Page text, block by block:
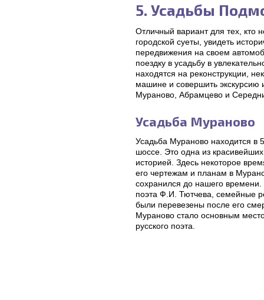
5. Усадьбы
Отличный вариант для тех, кто
городской суеты, увидеть
передвижения на своем
поездку в усадьбу в
находятся на реконструкции,
машине и совершить экскурсию
Мураново, Абрамцево и
Усадьба Мураново
Усадьба Мураново находится в
шоссе. Это одна из
историей. Здесь некоторое
его чертежам и планам в
сохранился до нашего
поэта Ф.И. Тютчева, семейные
были перевезены после его
Мураново стало основным
русского поэта.